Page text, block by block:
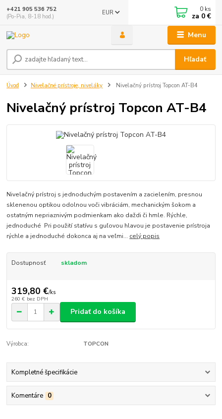
Menu
EUR
Hľadať
+421 905 536 752
(Po-Pia, 8-18 hod.)
0 ks
za 0 €
Úvod Nivelačné prístroje, niveláky Nivelačný prístroj Topcon AT-B4
Nivelačný prístroj Topcon AT-B4
Nivelačný prístroj s jednoduchým postavením a zacielením, presnou
sklenenou optikou odolnou voči vibráciám, mechanickým šokom a
ostatným nepriaznivým podmienkam ako daždi či hmle. Rýchle,
jednoduché Pri použití statívu s guľovou hlavou je postavenie prístroja
rýchle a jednoduché dokonca aj na veľmi... celý popis
Dostupnosť skladom
319,80 €/ks
260 € bez DPH
Pridať do košíka
Výrobca: TOPCON
Kompletné špecifikácie
Komentáre 0